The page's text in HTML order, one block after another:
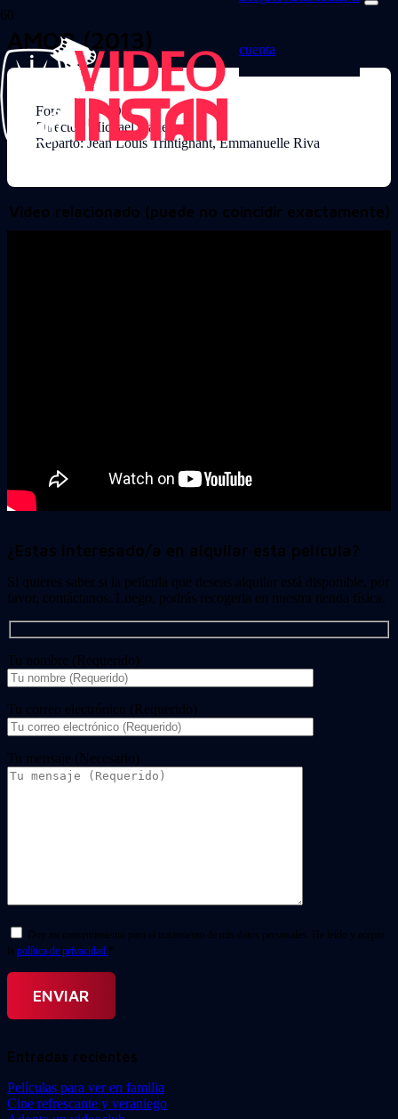
cuenta
AMOR (2013)
Formato: DVD
Director: Michael Haneke
Reparto: Jean Louis Trintignant, Emmanuelle Riva
Video relacionado (puede no coincidir exactamente)
¿Estas interesado/a en alquilar esta película?
Si quieres saber si la película que deseas alquilar está disponible, por
favor, contáctanos. Luego, podrás recogerla en nuestra tienda física.
Tu nombre (Requerido)
Tu correo electrónico (Requerido)
Tu mensaje (Necesario)
Doy mi consentimiento para el tratamiento de mis datos personales. He leído y acepto
la política de privacidad. *
Entradas recientes
Películas para ver en familia
Cine refrescante y veraniego